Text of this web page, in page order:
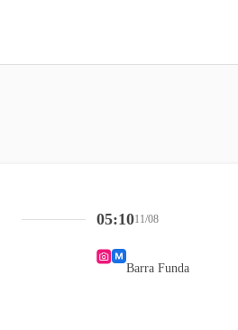
05:1011/08
Barra Funda